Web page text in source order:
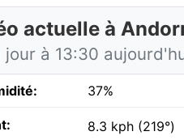
actuelle à
jour à 13:30
37%
8.3 kph (219°)